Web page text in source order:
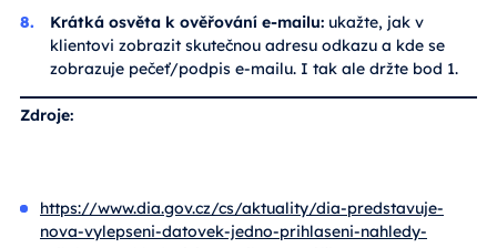
Krátká osvěta k ověřování e-mailu: ukažte, jak v
klientovi zobrazit skutečnou adresu odkazu a kde se
zobrazuje pečeť/podpis e-mailu. I tak ale držte bod 1.
Zdroje:
https://www.dia.gov.cz/cs/aktuality/dia-predstavuje-
nova-vylepseni-datovek-jedno-prihlaseni-nahledy-